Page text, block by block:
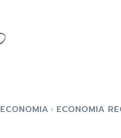
ECONOMIA ECONOMIA